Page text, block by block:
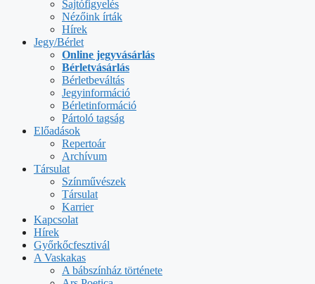
Sajtófigyelés
Nézőink írták
Hírek
Jegy/Bérlet
Online jegyvásárlás
Bérletvásárlás
Bérletbeváltás
Jegyinformáció
Bérletinformáció
Pártoló tagság
Előadások
Repertoár
Archívum
Társulat
Színművészek
Társulat
Karrier
Kapcsolat
Hírek
Győrkőcfesztivál
A Vaskakas
A bábszínház története